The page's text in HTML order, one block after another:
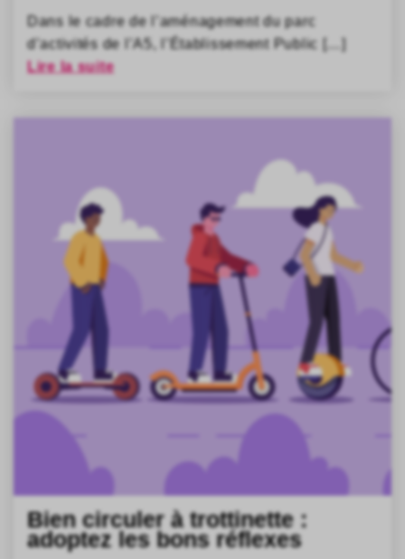
Dans le cadre de l’aménagement du parc
d’activités de l’A5, l’Établissement Public […]
Lire la suite
Bien circuler à trottinette :
adoptez les bons réflexes